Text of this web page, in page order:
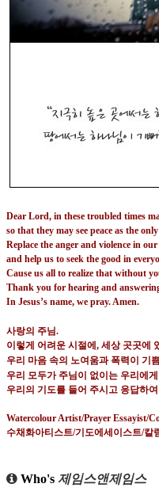
Dear Lord, in these troubled times
so that they may see peace as the
Replace the anger and violence in
and help us to seek the good in
Cause us all to realize that without
Thank you for hearing and
In Jesus’s name, we pray. Amen.
사랑의 주님.
이렇게 어려운 시절에 , 세상 곳곳에
우리 마음 속의 노여움과 폭력이 기
우리 모두가 주님이 없이는 우리에
우리의 기도를 들어 주시고 응답하
Watercolour Artist/Prayer Essayist/
수채화아티스트/기도에세이스트/칼
Who's 제임스앤제임스